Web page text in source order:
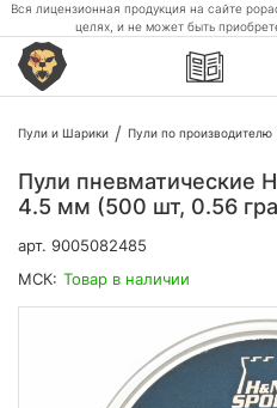
Вся лицензионная продукция на сайте
целях, и не может быть
Пули и Шарики Пули по производителю
Пули пневматические
4.5 мм (500 шт, 0.56
арт. 9005082485
МСК: Товар в наличии